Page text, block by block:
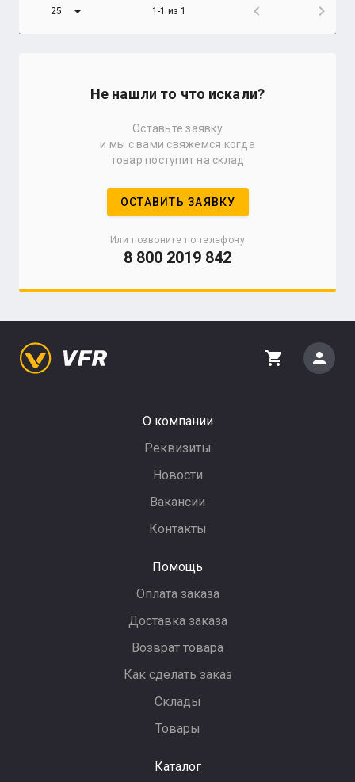
25 arrow_drop_down 1-1 из 1 chevron_left chevron_right
Не нашли то что искали?
Оставьте заявку
и мы с вами свяжемся когда
товар поступит на склад
ОСТАВИТЬ ЗАЯВКУ
Или позвоните по телефону
8 800 2019 842
О компании
Реквизиты
Новости
Вакансии
Контакты
Помощь
Оплата заказа
Доставка заказа
Возврат товара
Как сделать заказ
Склады
Товары
Каталог
shopping_cart person